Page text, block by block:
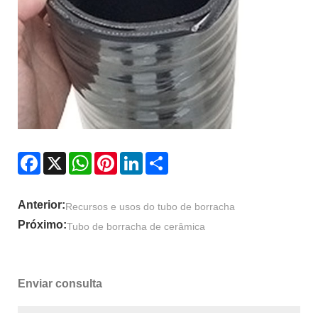
Facebook
X WhatsAppPinterestLinkedIn
Anterior:Recursos e usos do tubo de borracha
Próximo:Tubo de borracha de cerâmica
Enviar consulta